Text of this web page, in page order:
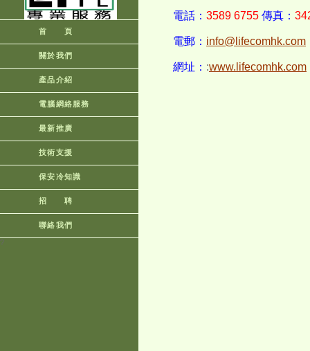
首 頁
關於我們
產品介紹
電腦網絡服務
最新推廣
技術支援
保安冷知識
招 聘
聯絡我們
?
電話： 3589 6755 傳真：
電郵： info@lifecomhk.com
網址： :www.lifecomhk.com